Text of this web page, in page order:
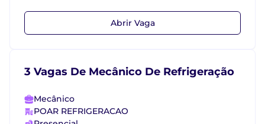
Abrir Vaga
3 Vagas De Mecânico De Refrigeração
Mecânico
POAR REFRIGERACAO